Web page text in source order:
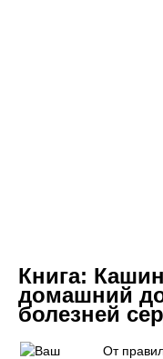
Книга:
домашний
болезней
От